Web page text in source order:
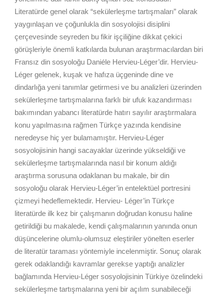
Literatürde genel olarak “sekülerleşme tartışmaları” olarak
yaygınlaşan ve çoğunlukla din sosyolojisi disiplini
çerçevesinde seyreden bu fikir işçiliğine dikkat çekici
görüşleriyle önemli katkılarda bulunan araştırmacılardan biri
Fransız din sosyoloğu Daniéle Hervieu-Léger’dir. Hervieu-
Léger gelenek, kuşak ve hafıza üçgeninde dine ve
dindarlığa yeni tanımlar getirmesi ve bu analizleri üzerinden
sekülerleşme tartışmalarına farklı bir ufuk kazandırması
bakımından yabancı literatürde hatırı sayılır araştırmalara
konu yapılmasına rağmen Türkçe yazında kendisine
neredeyse hiç yer bulamamıştır. Hervieu-Léger
sosyolojisinin hangi sacayaklar üzerinde yükseldiği ve
sekülerleşme tartışmalarında nasıl bir konum aldığı
araştırma sorusuna odaklanan bu makale, bir din
sosyoloğu olarak Hervieu-Léger’in entelektüel portresini
çizmeyi hedeflemektedir. Hervieu- Léger’in Türkçe
literatürde ilk kez bir çalışmanın doğrudan konusu haline
getirildiği bu makalede, kendi çalışmalarının yanında onun
düşüncelerine olumlu-olumsuz eleştiriler yönelten eserler
de literatür taraması yöntemiyle incelenmiştir. Sonuç olarak
gerek odaklandığı kavramlar gerekse yaptığı analizler
bağlamında Hervieu-Léger sosyolojisinin Türkiye özelindeki
sekülerleşme tartışmalarına yeni bir açılım sunabileceği